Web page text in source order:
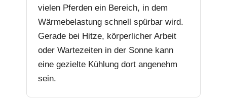
vielen Pferden ein Bereich, in dem
Wärmebelastung schnell spürbar wird.
Gerade bei Hitze, körperlicher Arbeit
oder Wartezeiten in der Sonne kann
eine gezielte Kühlung dort angenehm
sein.